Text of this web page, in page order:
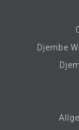
Djembe